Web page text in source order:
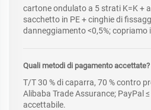
cartone ondulato a 5 strati K=K +
sacchetto in PE + cinghie di
danneggiamento <0,5%; copriamo
Quali metodi di pagamento accettate?
T/T 30 % di caparra, 70 % contro
Alibaba Trade Assurance; PayPal
accettabile.